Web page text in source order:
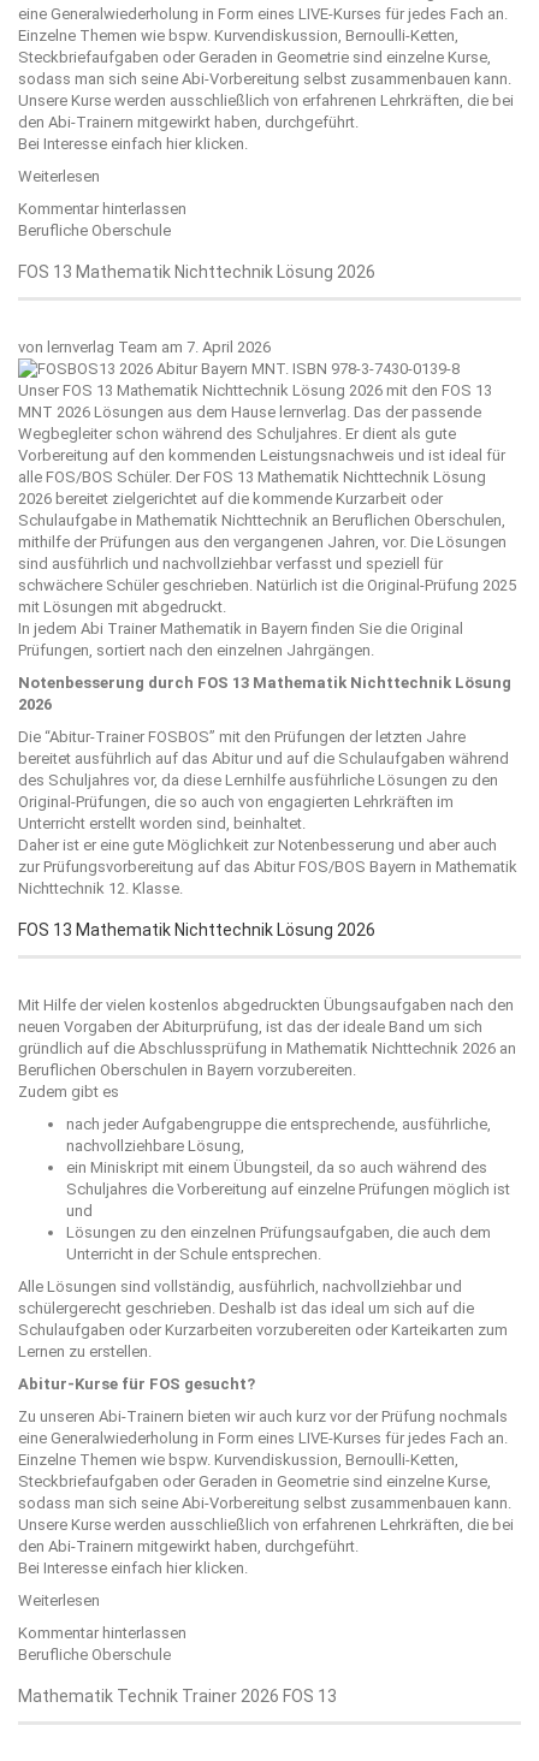
eine Generalwiederholung in Form eines LIVE-Kurses für jedes Fach an.
Einzelne Themen wie bspw. Kurvendiskussion, Bernoulli-Ketten,
Steckbriefaufgaben oder Geraden in Geometrie sind einzelne Kurse,
sodass man sich seine Abi-Vorbereitung selbst zusammenbauen kann.
Unsere Kurse werden ausschließlich von erfahrenen Lehrkräften, die bei
den Abi-Trainern mitgewirkt haben, durchgeführt.
Bei Interesse einfach hier klicken.
Weiterlesen
Kommentar hinterlassen
Berufliche Oberschule
FOS 13 Mathematik Nichttechnik Lösung 2026
von lernverlag Team am 7. April 2026
Unser FOS 13 Mathematik Nichttechnik Lösung 2026 mit den FOS 13
MNT 2026 Lösungen aus dem Hause lernverlag. Das der passende
Wegbegleiter schon während des Schuljahres. Er dient als gute
Vorbereitung auf den kommenden Leistungsnachweis und ist ideal für
alle FOS/BOS Schüler. Der FOS 13 Mathematik Nichttechnik Lösung
2026 bereitet zielgerichtet auf die kommende Kurzarbeit oder
Schulaufgabe in Mathematik Nichttechnik an Beruflichen Oberschulen,
mithilfe der Prüfungen aus den vergangenen Jahren, vor. Die Lösungen
sind ausführlich und nachvollziehbar verfasst und speziell für
schwächere Schüler geschrieben. Natürlich ist die Original-Prüfung 2025
mit Lösungen mit abgedruckt.
In jedem Abi Trainer Mathematik in Bayern finden Sie die Original
Prüfungen, sortiert nach den einzelnen Jahrgängen.
Notenbesserung durch FOS 13 Mathematik Nichttechnik Lösung
2026
Die “Abitur-Trainer FOSBOS” mit den Prüfungen der letzten Jahre
bereitet ausführlich auf das Abitur und auf die Schulaufgaben während
des Schuljahres vor, da diese Lernhilfe ausführliche Lösungen zu den
Original-Prüfungen, die so auch von engagierten Lehrkräften im
Unterricht erstellt worden sind, beinhaltet.
Daher ist er eine gute Möglichkeit zur Notenbesserung und aber auch
zur Prüfungsvorbereitung auf das Abitur FOS/BOS Bayern in Mathematik
Nichttechnik 12. Klasse.
FOS 13 Mathematik Nichttechnik Lösung 2026
Mit Hilfe der vielen kostenlos abgedruckten Übungsaufgaben nach den
neuen Vorgaben der Abiturprüfung, ist das der ideale Band um sich
gründlich auf die Abschlussprüfung in Mathematik Nichttechnik 2026 an
Beruflichen Oberschulen in Bayern vorzubereiten.
Zudem gibt es
nach jeder Aufgabengruppe die entsprechende, ausführliche,
nachvollziehbare Lösung,
ein Miniskript mit einem Übungsteil, da so auch während des
Schuljahres die Vorbereitung auf einzelne Prüfungen möglich ist
und
Lösungen zu den einzelnen Prüfungsaufgaben, die auch dem
Unterricht in der Schule entsprechen.
Alle Lösungen sind vollständig, ausführlich, nachvollziehbar und
schülergerecht geschrieben. Deshalb ist das ideal um sich auf die
Schulaufgaben oder Kurzarbeiten vorzubereiten oder Karteikarten zum
Lernen zu erstellen.
Abitur-Kurse für FOS gesucht?
Zu unseren Abi-Trainern bieten wir auch kurz vor der Prüfung nochmals
eine Generalwiederholung in Form eines LIVE-Kurses für jedes Fach an.
Einzelne Themen wie bspw. Kurvendiskussion, Bernoulli-Ketten,
Steckbriefaufgaben oder Geraden in Geometrie sind einzelne Kurse,
sodass man sich seine Abi-Vorbereitung selbst zusammenbauen kann.
Unsere Kurse werden ausschließlich von erfahrenen Lehrkräften, die bei
den Abi-Trainern mitgewirkt haben, durchgeführt.
Bei Interesse einfach hier klicken.
Weiterlesen
Kommentar hinterlassen
Berufliche Oberschule
Mathematik Technik Trainer 2026 FOS 13